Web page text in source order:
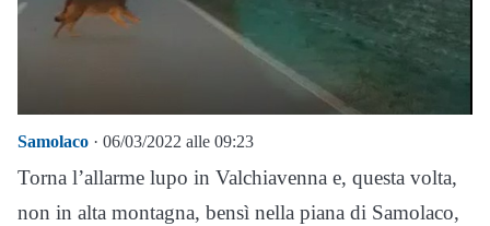
Samolaco · 06/03/2022 alle 09:23
Torna l’allarme lupo in Valchiavenna e, questa volta,
non in alta montagna, bensì nella piana di Samolaco,